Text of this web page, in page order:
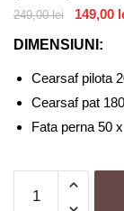
249,00lei
Prețul
a
fost:
249,00
149,00
DIMENSIUNI:
Cearsaf pilota
Cearsaf pat
Fata perna 50
Lenjerie